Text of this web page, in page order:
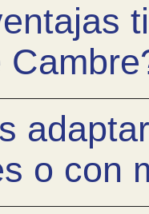
o con